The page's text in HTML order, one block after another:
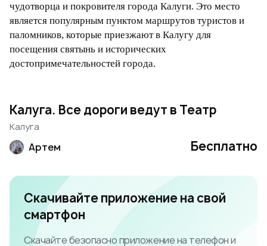
чудотворца и покровителя города Калуги. Это место
является популярным пунктом маршрутов туристов и
паломников, которые приезжают в Калугу для
посещения святынь и исторических
достопримечательностей города.
Калуга. Все дороги ведут в Театр
Калуга
Артем Бесплатно
Скачивайте приложение на свой
смартфон
Скачайте безопасно приложение на телефон и